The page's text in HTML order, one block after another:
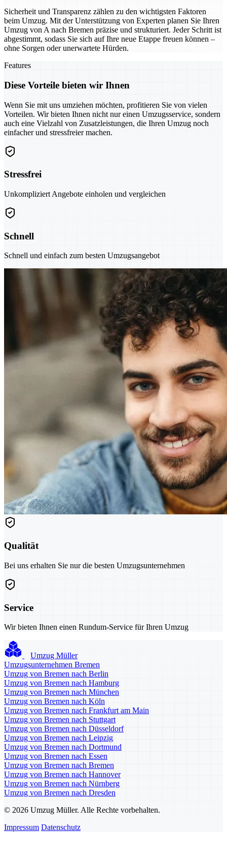
Sicherheit und Transparenz zählen zu den wichtigsten Faktoren
beim Umzug. Mit der Unterstützung von Experten planen Sie Ihren
Umzug von A nach Bremen präzise und strukturiert. Jeder Schritt ist
abgestimmt, sodass Sie sich auf Ihre neue Etappe freuen können –
ohne Sorgen oder unerwartete Hürden.
Features
Diese Vorteile bieten wir Ihnen
Wenn Sie mit uns umziehen möchten, profitieren Sie von vielen
Vorteilen. Wir bieten Ihnen nicht nur einen Umzugsservice, sondern
auch eine Vielzahl von Zusatzleistungen, die Ihren Umzug noch
einfacher und stressfreier machen.
Stressfrei
Unkompliziert Angebote einholen und vergleichen
Schnell
Schnell und einfach zum besten Umzugsangebot
Qualität
Bei uns erhalten Sie nur die besten Umzugsunternehmen
Service
Wir bieten Ihnen einen Rundum-Service für Ihren Umzug
Umzug Müller
Umzugsunternehmen Bremen
Umzug von Bremen nach Berlin
Umzug von Bremen nach Hamburg
Umzug von Bremen nach München
Umzug von Bremen nach Köln
Umzug von Bremen nach Frankfurt am Main
Umzug von Bremen nach Stuttgart
Umzug von Bremen nach Düsseldorf
Umzug von Bremen nach Leipzig
Umzug von Bremen nach Dortmund
Umzug von Bremen nach Essen
Umzug von Bremen nach Bremen
Umzug von Bremen nach Hannover
Umzug von Bremen nach Nürnberg
Umzug von Bremen nach Dresden
© 2026 Umzug Müller. Alle Rechte vorbehalten.
Impressum Datenschutz